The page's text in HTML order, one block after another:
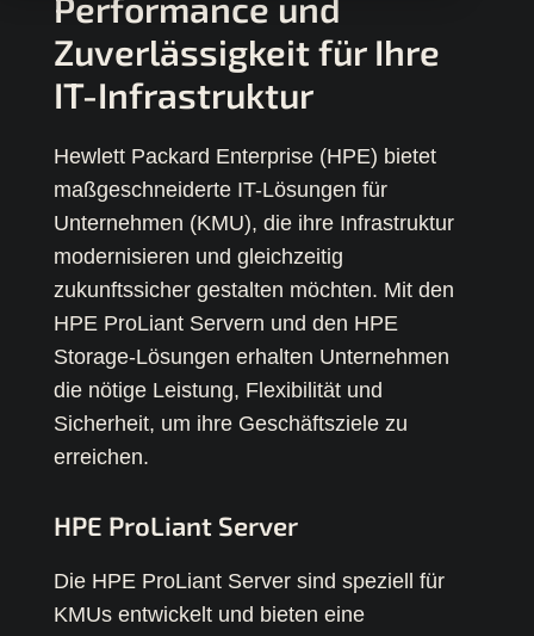
Performance und
Zuverlässigkeit für Ihre
IT-Infrastruktur
Hewlett Packard Enterprise (HPE) bietet
maßgeschneiderte IT-Lösungen für
Unternehmen (KMU), die ihre Infrastruktur
modernisieren und gleichzeitig
zukunftssicher gestalten möchten. Mit den
HPE ProLiant Servern und den HPE
Storage-Lösungen erhalten Unternehmen
die nötige Leistung, Flexibilität und
Sicherheit, um ihre Geschäftsziele zu
erreichen.
HPE ProLiant Server
Die HPE ProLiant Server sind speziell für
KMUs entwickelt und bieten eine